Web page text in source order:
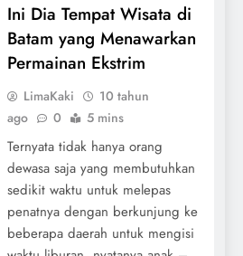
Ini Dia Tempat Wisata di
Batam yang Menawarkan
Permainan Ekstrim
LimaKaki
10 tahun
ago
0 5 mins
Ternyata tidak hanya orang
dewasa saja yang membutuhkan
sedikit waktu untuk melepas
penatnya dengan berkunjung ke
beberapa daerah untuk mengisi